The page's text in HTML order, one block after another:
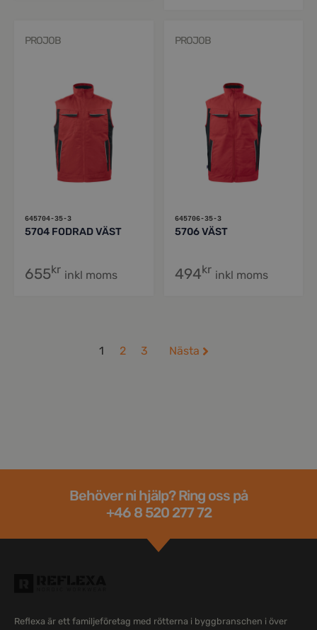
PROJOB
645704-35-3
5704 FODRAD VÄST
655kr inkl moms
PROJOB
645706-35-3
5706 VÄST
494kr inkl moms
1 2 3 Nästa
Behöver ni hjälp? Ring oss på
+46 8 520 277 72
Reflexa är ett familjeföretag med rötterna i byggbranschen i över